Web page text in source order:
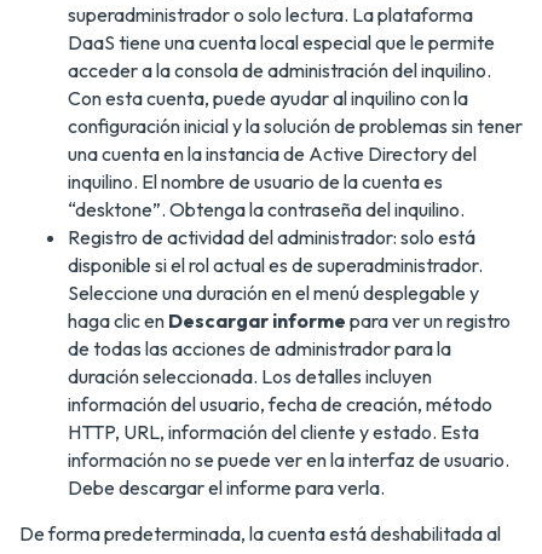
superadministrador o solo lectura. La plataforma
DaaS tiene una cuenta local especial que le permite
acceder a la consola de administración del inquilino.
Con esta cuenta, puede ayudar al inquilino con la
configuración inicial y la solución de problemas sin tener
una cuenta en la instancia de Active Directory del
inquilino. El nombre de usuario de la cuenta es
“desktone”. Obtenga la contraseña del inquilino.
Registro de actividad del administrador: solo está
disponible si el rol actual es de superadministrador.
Seleccione una duración en el menú desplegable y
haga clic en Descargar informe para ver un registro
de todas las acciones de administrador para la
duración seleccionada. Los detalles incluyen
información del usuario, fecha de creación, método
HTTP, URL, información del cliente y estado. Esta
información no se puede ver en la interfaz de usuario.
Debe descargar el informe para verla.
De forma predeterminada, la cuenta está deshabilitada al